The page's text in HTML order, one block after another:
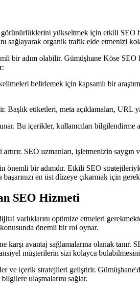
yükseltmek için etkili
sağlayarak organik trafik elde etmenizi
bir adım olabilir. Gümüşhane Köse
belirlemek için kapsamlı bir
etiketleri, meta açıklamaları, URL
Bu içerikler, kullanıcıları
SEO uzmanları, işletmenizin saygın
bir adımdır. Etkili SEO
en üst düzeye çıkarmak için
SEO Hizmeti
varlıklarını optimize etmeleri
önemli bir rol oynar.
avantaj sağlamalarına olanak
müşterilerin sizi kolayca
içerik stratejileri geliştirir.
ulaşmalarını sağlar.